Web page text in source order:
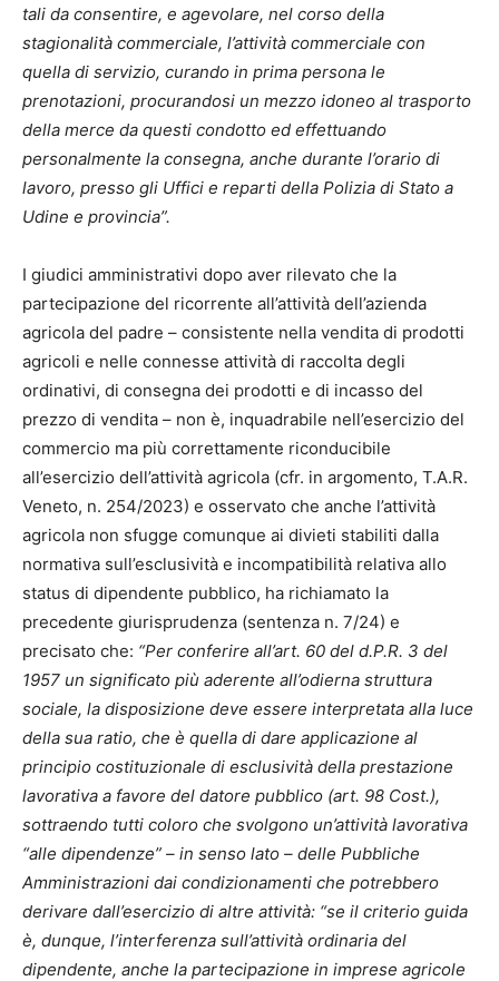
tali da consentire, e agevolare, nel corso della
stagionalità commerciale, l’attività commerciale con
quella di servizio, curando in prima persona le
prenotazioni, procurandosi un mezzo idoneo al trasporto
della merce da questi condotto ed effettuando
personalmente la consegna, anche durante l’orario di
lavoro, presso gli Uffici e reparti della Polizia di Stato a
Udine e provincia”.
I giudici amministrativi dopo aver rilevato che la
partecipazione del ricorrente all’attività dell’azienda
agricola del padre – consistente nella vendita di prodotti
agricoli e nelle connesse attività di raccolta degli
ordinativi, di consegna dei prodotti e di incasso del
prezzo di vendita – non è, inquadrabile nell’esercizio del
commercio ma più correttamente riconducibile
all’esercizio dell’attività agricola (cfr. in argomento, T.A.R.
Veneto, n. 254/2023) e osservato che anche l’attività
agricola non sfugge comunque ai divieti stabiliti dalla
normativa sull’esclusività e incompatibilità relativa allo
status di dipendente pubblico, ha richiamato la
precedente giurisprudenza (sentenza n. 7/24) e
precisato che: “Per conferire all’art. 60 del d.P.R. 3 del
1957 un significato più aderente all’odierna struttura
sociale, la disposizione deve essere interpretata alla luce
della sua ratio, che è quella di dare applicazione al
principio costituzionale di esclusività della prestazione
lavorativa a favore del datore pubblico (art. 98 Cost.),
sottraendo tutti coloro che svolgono un’attività lavorativa
“alle dipendenze” – in senso lato – delle Pubbliche
Amministrazioni dai condizionamenti che potrebbero
derivare dall’esercizio di altre attività: “se il criterio guida
è, dunque, l’interferenza sull’attività ordinaria del
dipendente, anche la partecipazione in imprese agricole